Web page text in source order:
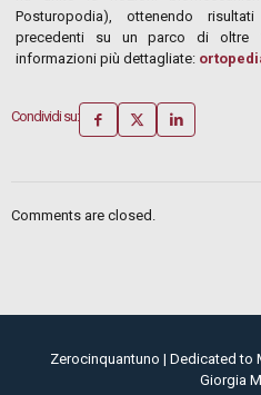
Posturopodia), ottenendo
precedenti su un parco di oltre
informazioni più dettagliate:
Condividi su:
Comments are closed.
Zerocinquantuno | Dedicated to
Giorgia